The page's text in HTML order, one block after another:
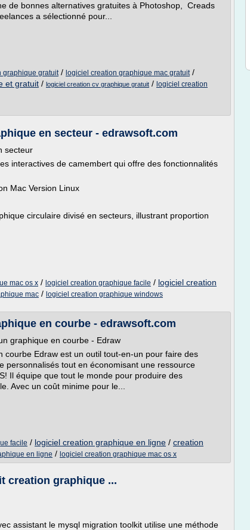
de bonnes alternatives gratuites à Photoshop, Creads
a sélectionné pour...
graphique gratuit/ logiciel creation graphique mac gratuit/
et gratuit / logiciel creation cv graphique gratuit / logiciel creation
en secteur - edrawsoft.com
secteur
interactives de camembert qui offre des fonctionnalités
Mac Version Linux
circulaire divisé en secteurs, illustrant proportion
mac os x / logiciel creation graphique facile / logiciel creation
mac / logiciel creation graphique windows
en courbe - edrawsoft.com
graphique en courbe - Edraw
courbe Edraw est un outil tout-en-un pour faire des
personnalisés tout en économisant une ressource
Il équipe que tout le monde pour produire des
Avec un coût minime pour le...
facile / logiciel creation graphique en ligne / creation
en ligne / logiciel creation graphique mac os x
creation graphique ...
assistant le mysql migration toolkit utilise une méthode